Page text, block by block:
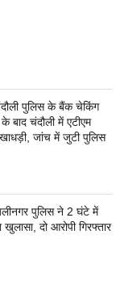
पुलिस के बैंक चेकिंग
बाद चंदौली में एटीएम
जांच में जुटी पुलिस
पुलिस ने 2 घंटे में
दो आरोपी गिरफ्तार